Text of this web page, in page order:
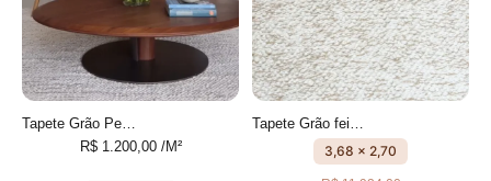
R$1.200,00/M²
3,68 x 2,70